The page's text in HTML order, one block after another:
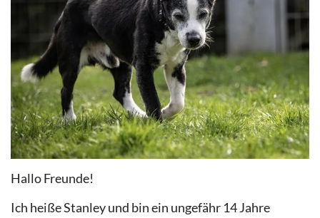
Hallo Freunde!
Ich heiße Stanley und bin ein ungefähr 14 Jahre